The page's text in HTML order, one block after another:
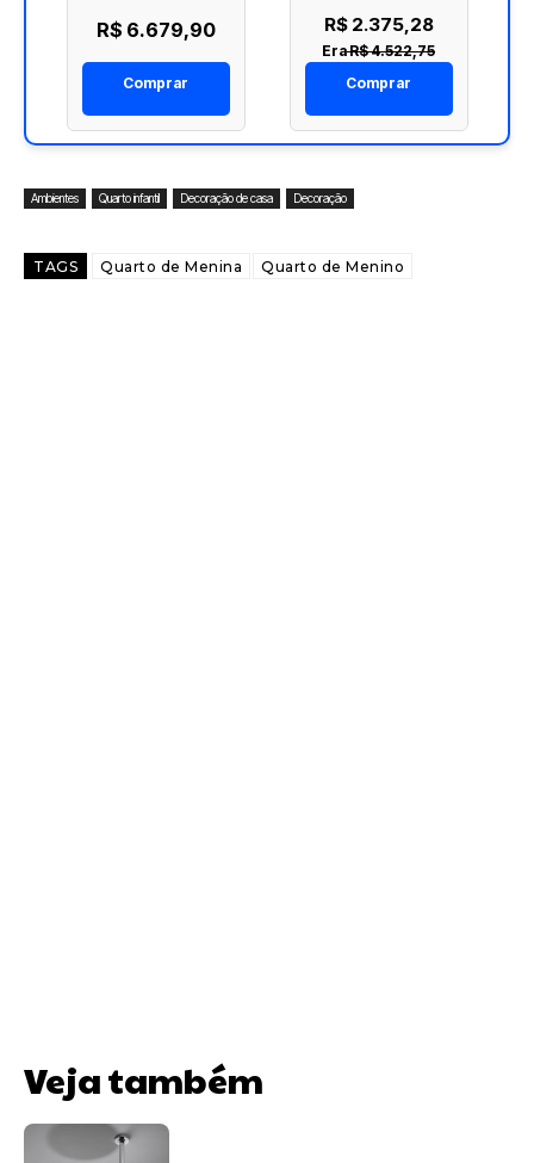
Para Banheira
Matte
2994.CT90.MT
R$ 6.679,90
Comprar
Para Banheira
Deca Unic Red
2994.GL90.RD
R$ 2.375,28
EraR$ 4.522,75
Comprar
Ambientes Quarto infantil Decoração de casa Decoração
TAGS Quarto de Menina Quarto de Menino
Veja também